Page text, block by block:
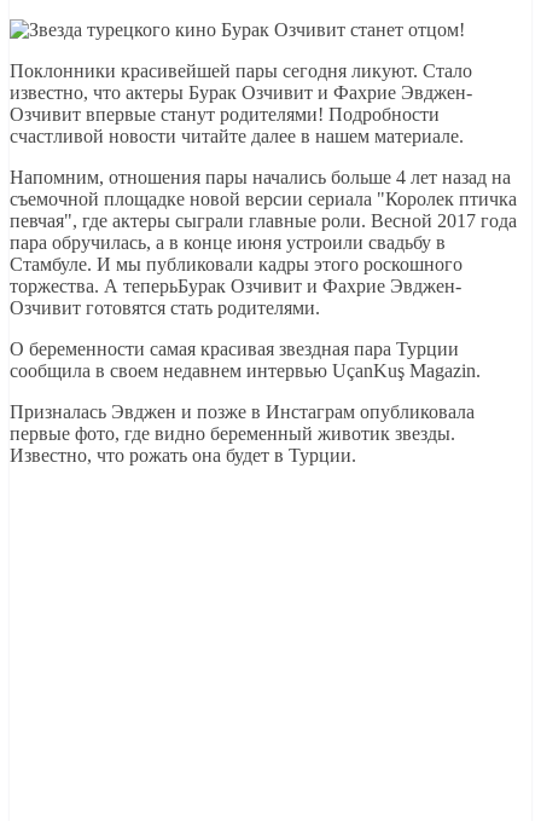
Поклонники красивейшей пары сегодня ликуют. Стало
известно, что актеры Бурак Озчивит и Фахрие Эвджен-
Озчивит впервые станут родителями! Подробности
счастливой новости читайте далее в нашем материале.
Напомним, отношения пары начались больше 4 лет назад на
съемочной площадке новой версии сериала "Королек птичка
певчая", где актеры сыграли главные роли. Весной 2017 года
пара обручилась, а в конце июня устроили свадьбу в
Стамбуле. И мы публиковали кадры этого роскошного
торжества. А теперьБурак Озчивит и Фахрие Эвджен-
Озчивит готовятся стать родителями.
О беременности самая красивая звездная пара Турции
сообщила в своем недавнем интервью UçanKuş Magazin.
Призналась Эвджен и позже в Инстаграм опубликовала
первые фото, где видно беременный животик звезды.
Известно, что рожать она будет в Турции.